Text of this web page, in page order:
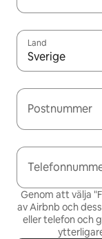
Land
Sverige
Postnummer
Genom att välja
av Airbnb och
eller telefon och